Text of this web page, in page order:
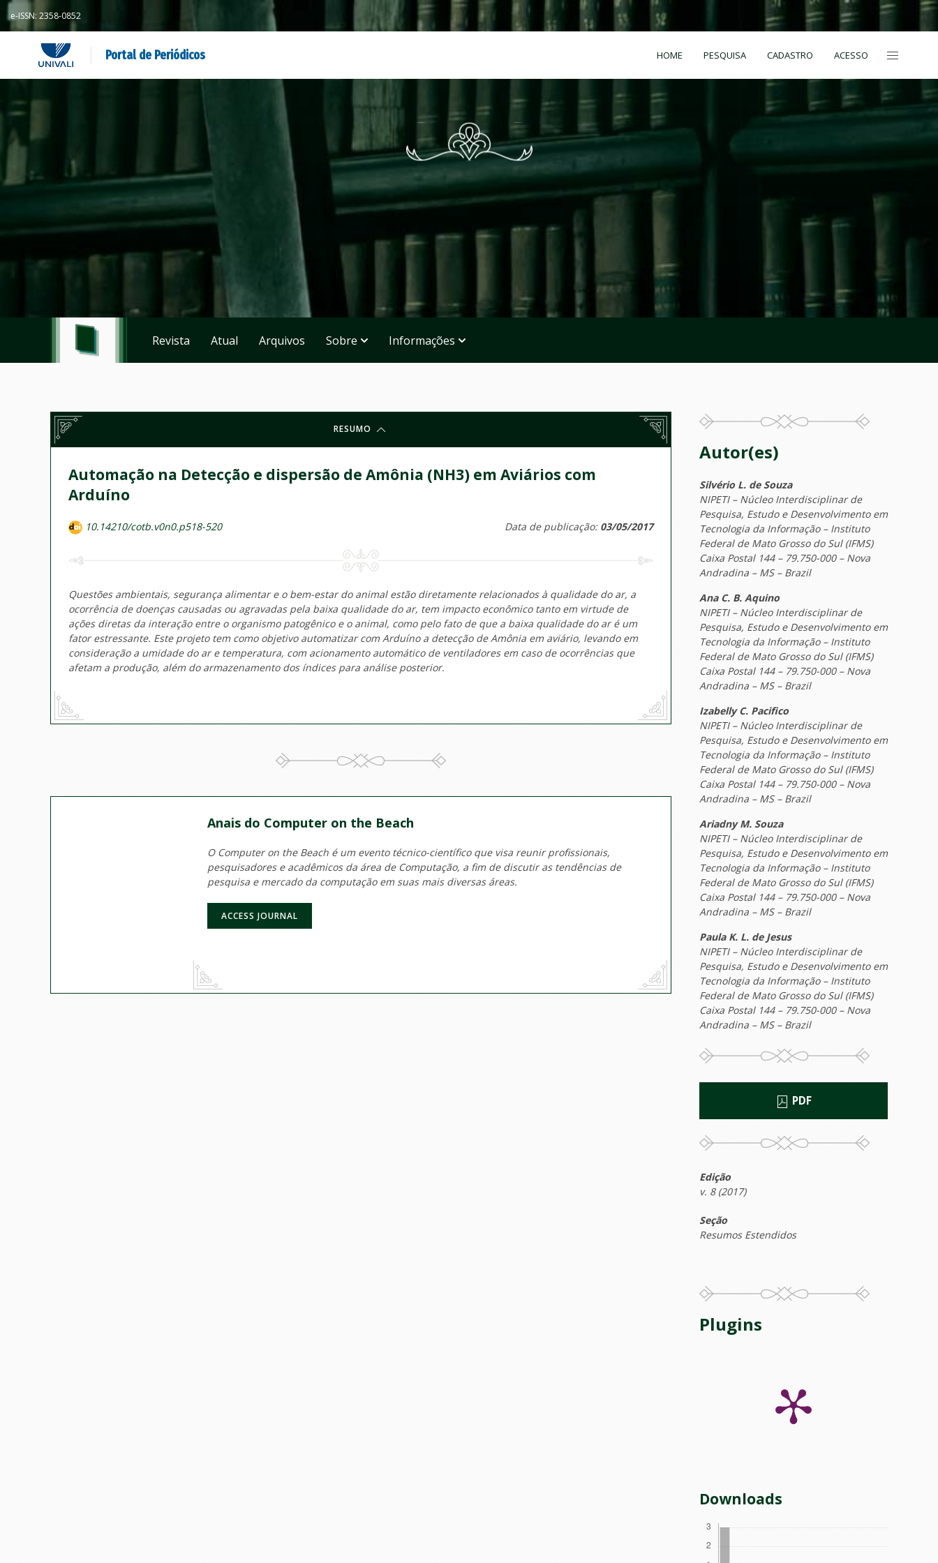
e-ISSN: 2358-0852
Portal de Periódicos HOME PESQUISA CADASTRO ACESSO
Revista Atual Arquivos Sobre Informações
RESUMO
Automação na Detecção e dispersão de Amônia (NH3) em Aviários com
Arduíno
10.14210/cotb.v0n0.p518-520 Data de publicação: 03/05/2017
Questões ambientais, segurança alimentar e o bem-estar do animal estão diretamente relacionados à qualidade do ar, a
ocorrência de doenças causadas ou agravadas pela baixa qualidade do ar, tem impacto econômico tanto em virtude de
ações diretas da interação entre o organismo patogênico e o animal, como pelo fato de que a baixa qualidade do ar é um
fator estressante. Este projeto tem como objetivo automatizar com Arduíno a detecção de Amônia em aviário, levando em
consideração a umidade do ar e temperatura, com acionamento automático de ventiladores em caso de ocorrências que
afetam a produção, além do armazenamento dos índices para análise posterior.
Anais do Computer on the Beach
O Computer on the Beach é um evento técnico-científico que visa reunir profissionais,
pesquisadores e acadêmicos da área de Computação, a fim de discutir as tendências de
pesquisa e mercado da computação em suas mais diversas áreas.
ACCESS JOURNAL
Autor(es)
Silvério L. de Souza
NIPETI – Núcleo Interdisciplinar de
Pesquisa, Estudo e Desenvolvimento em
Tecnologia da Informação – Instituto
Federal de Mato Grosso do Sul (IFMS)
Caixa Postal 144 – 79.750-000 – Nova
Andradina – MS – Brazil
Ana C. B. Aquino
NIPETI – Núcleo Interdisciplinar de
Pesquisa, Estudo e Desenvolvimento em
Tecnologia da Informação – Instituto
Federal de Mato Grosso do Sul (IFMS)
Caixa Postal 144 – 79.750-000 – Nova
Andradina – MS – Brazil
Izabelly C. Pacifico
NIPETI – Núcleo Interdisciplinar de
Pesquisa, Estudo e Desenvolvimento em
Tecnologia da Informação – Instituto
Federal de Mato Grosso do Sul (IFMS)
Caixa Postal 144 – 79.750-000 – Nova
Andradina – MS – Brazil
Ariadny M. Souza
NIPETI – Núcleo Interdisciplinar de
Pesquisa, Estudo e Desenvolvimento em
Tecnologia da Informação – Instituto
Federal de Mato Grosso do Sul (IFMS)
Caixa Postal 144 – 79.750-000 – Nova
Andradina – MS – Brazil
Paula K. L. de Jesus
NIPETI – Núcleo Interdisciplinar de
Pesquisa, Estudo e Desenvolvimento em
Tecnologia da Informação – Instituto
Federal de Mato Grosso do Sul (IFMS)
Caixa Postal 144 – 79.750-000 – Nova
Andradina – MS – Brazil
PDF
Edição
v. 8 (2017)
Seção
Resumos Estendidos
Plugins
Downloads